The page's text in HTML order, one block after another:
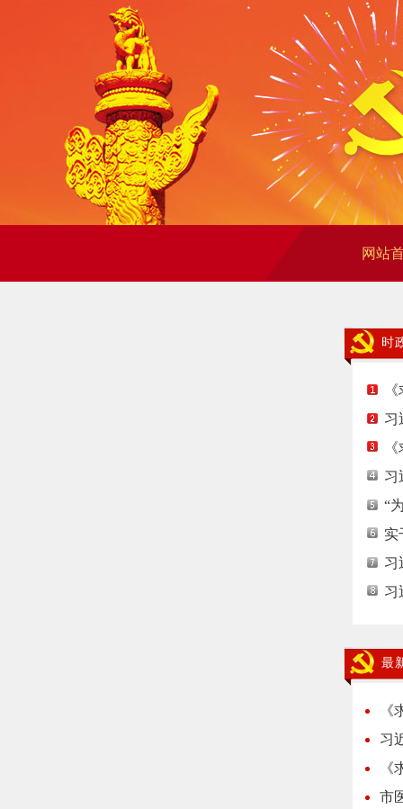
网站
时
习
习
“
习
习
最
习
市